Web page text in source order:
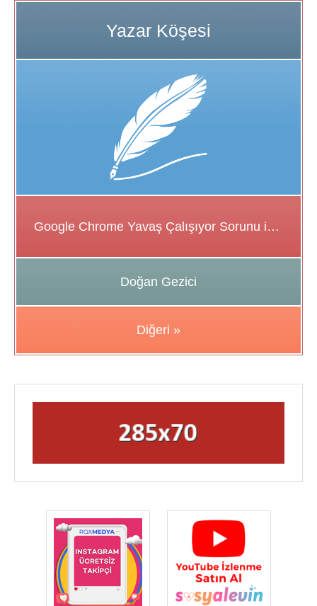
Google Chrome Yavaş Çalışıyor Sorunu için Çözüm Önerileri
Doğan Gezici
Diğeri »